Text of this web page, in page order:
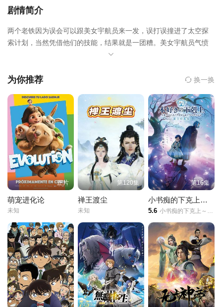
剧情简介
两个老铁因为误会可以跟美女宇航员来一发，误打误撞进了太空探
索计划，当然凭借他们的技能，结果就是一团糟。美女宇航员气愤
之下，把他们弹入宇宙空间，幸运的是，通过时空裂缝，两人穿越
她势必要让两人消失…
为你推荐 换一换
正片
萌宠进化论
未知
第120集
禅王渡尘
未知
第16集
小书痴的下克上领主的养女
5.6 小书痴的下克上～为了成为图书管理员而不择手段～/第四季/本好きの下剋上～司書になるためには手段を選んでいられません～/